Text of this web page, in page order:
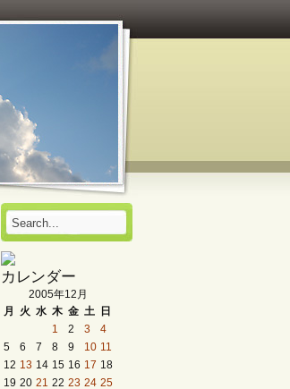
カレンダー
2005年12月
月
火 水 木 金 土
日
1
2 3
4
5
6 7 8 9 10 11
12 13 14 15 16 17 18
19 20 21 22 23 24 25